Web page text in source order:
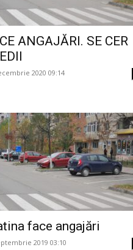
ANGAJĂRI. SE CER
2020 09:14
face angajări
2019 03:10